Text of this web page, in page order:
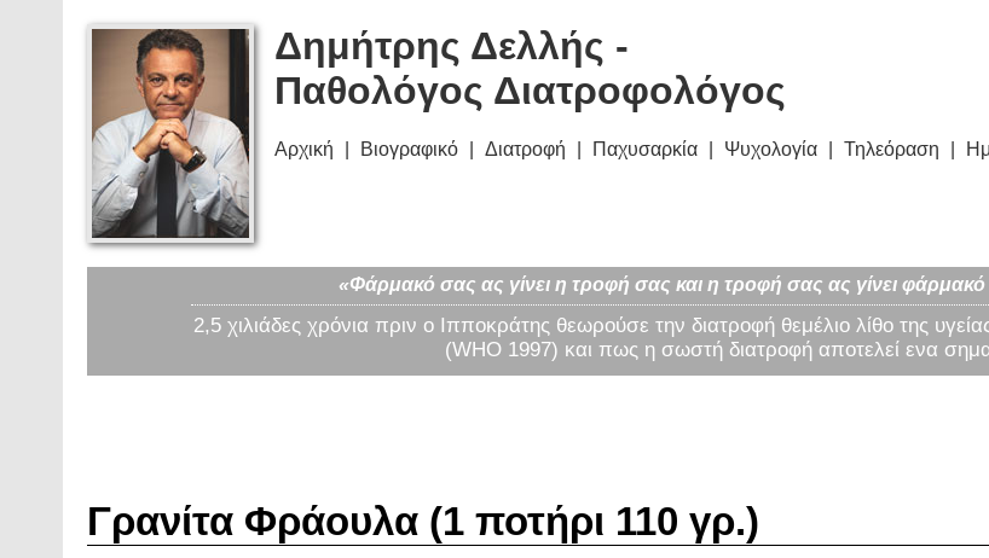
Δημήτρης Δελλής -
Παθολόγος Διατροφολόγος
Αρχική Βιογραφικό Διατροφή Παχυσαρκία Ψυχολογία Τηλεόραση
«Φάρμακό σας ας γίνει η τροφή σας και η τροφή σας ας γίνει
2,5 χιλιάδες χρόνια πριν ο Ιπποκράτης θεωρούσε την διατροφή θεμέλιο λίθο της
(WHO 1997) και πως η σωστή διατροφή αποτελεί ενα
Γρανίτα Φράουλα (1 ποτήρι 110 γρ.)